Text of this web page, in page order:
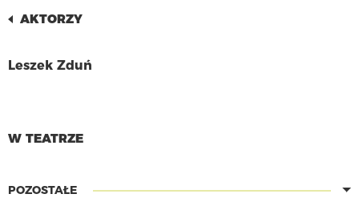
AKTORZY
Leszek Zduń
W TEATRZE
POZOSTAŁE